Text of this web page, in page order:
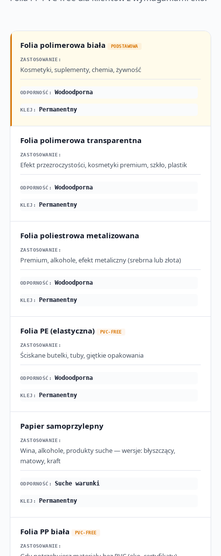
Folia polimerowa biała PODSTAWOWA
Kosmetyki, suplementy, chemia, żywność
Wodoodporna
Permanentny
Folia polimerowa transparentna
Efekt przezroczystości, kosmetyki premium, szkło, plastik
Wodoodporna
Permanentny
Folia poliestrowa metalizowana
Premium, alkohole, efekt metaliczny (srebrna lub złota)
Wodoodporna
Permanentny
Folia PE (elastyczna) PVC-FREE
Ściskane butelki, tuby, giętkie opakowania
Wodoodporna
Permanentny
Papier samoprzylepny
Wina, alkohole, produkty suche — wersje: błyszczący,
matowy, kraft
Suche warunki
Permanentny
Folia PP biała PVC-FREE